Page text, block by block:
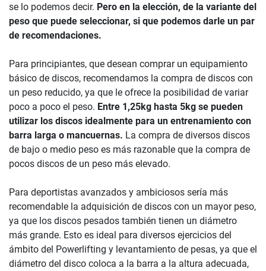
se lo podemos decir. Pero en la elección, de la variante del
peso que puede seleccionar, si que podemos darle un par
de recomendaciones.
Para principiantes, que desean comprar un equipamiento
básico de discos, recomendamos la compra de discos con
un peso reducido, ya que le ofrece la posibilidad de variar
poco a poco el peso. Entre 1,25kg hasta 5kg se pueden
utilizar los discos idealmente para un entrenamiento con
barra larga o mancuernas. La compra de diversos discos
de bajo o medio peso es más razonable que la compra de
pocos discos de un peso más elevado.
Para deportistas avanzados y ambiciosos sería más
recomendable la adquisición de discos con un mayor peso,
ya que los discos pesados también tienen un diámetro
más grande. Esto es ideal para diversos ejercicios del
ámbito del Powerlifting y levantamiento de pesas, ya que el
diámetro del disco coloca a la barra a la altura adecuada,